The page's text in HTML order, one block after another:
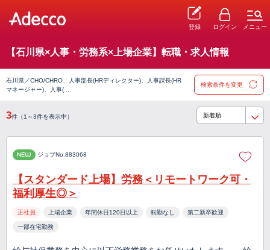
登録 ログイン メニュー
【石川県×人事・労務系×上場企業】転職・求人情報
石川県／CHO/CHRO、人事部長(HRディレクター)、人事課長(HR
マネージャー)、人事( …
検索条件を変更
3件（1～3件を表示中）
NEW ジョブNo.883068
【スタンダード上場】労務＜リモートワーク可・
福利厚生◎＞
正社員 上場企業 年間休日120日以上 転勤なし 第二新卒歓迎
一部在宅勤務